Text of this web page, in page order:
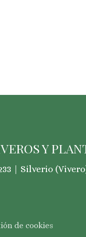
Y
| Silverio
de cookies